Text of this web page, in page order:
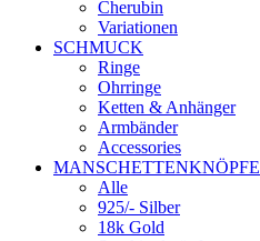
Cherubin
Variationen
SCHMUCK
Ringe
Ohrringe
Ketten & Anhänger
Armbänder
Accessories
MANSCHETTENKNÖPFE
Alle
925/- Silber
18k Gold